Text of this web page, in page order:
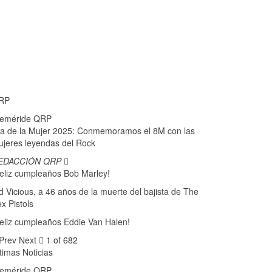
QRP
de la Mujer 2025: Conmemoramos el 8M con las
leyendas del Rock
QRP
cumpleaños Bob Marley!
Vicious, a 46 años de la muerte del bajista de The
Pistols
cumpleaños Eddie Van Halen!
Prev Next
1 of 682
Noticias